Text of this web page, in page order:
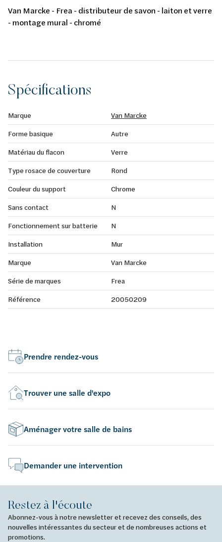
Van Marcke - Frea - distributeur de savon - laiton et verre
- montage mural - chromé
Spécifications
Marque
Van Marcke
Forme basique
Autre
Matériau du flacon
Verre
Type rosace de couverture
Rond
Couleur du support
Chrome
Sans contact
N
Fonctionnement sur batterie
N
Installation
Mur
Marque
Van Marcke
Série de marques
Frea
Référence
20050209
Prendre rendez-vous
Trouver une salle d'expo
Aménager votre salle de bains
Demander une intervention
Restez à l'écoute
Abonnez-vous à notre newsletter et recevez des conseils, des
nouvelles intéressantes du secteur et de nombreuses actions et
promotions.